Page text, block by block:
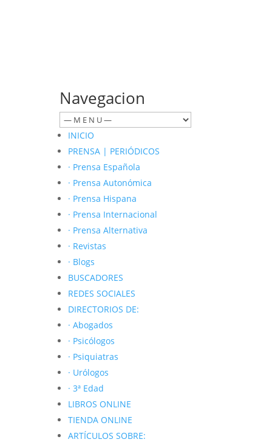
Navegacion
INICIO
PRENSA | PERIÓDICOS
· Prensa Española
· Prensa Autonómica
· Prensa Hispana
· Prensa Internacional
· Prensa Alternativa
· Revistas
· Blogs
BUSCADORES
REDES SOCIALES
DIRECTORIOS DE:
· Abogados
· Psicólogos
· Psiquiatras
· Urólogos
· 3ª Edad
LIBROS ONLINE
TIENDA ONLINE
ARTÍCULOS SOBRE: